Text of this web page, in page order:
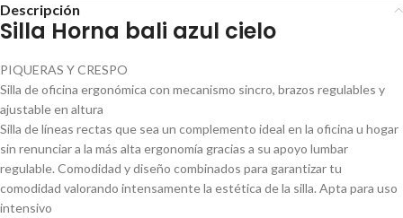
Descripción
Silla Horna bali azul cielo
PIQUERAS Y CRESPO
Silla de oficina ergonómica con mecanismo sincro, brazos regulables y
ajustable en altura
Silla de líneas rectas que sea un complemento ideal en la oficina u hogar
sin renunciar a la más alta ergonomía gracias a su apoyo lumbar
regulable. Comodidad y diseño combinados para garantizar tu
comodidad valorando intensamente la estética de la silla. Apta para uso
intensivo